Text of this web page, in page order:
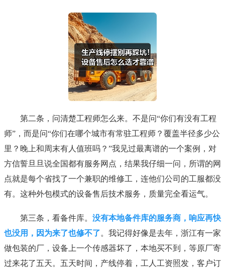
第二条，问清楚工程师怎么来。不是问“你们有没有工程
师”，而是问“你们在哪个城市有常驻工程师？覆盖半径多少公
里？晚上和周末有人值班吗？”我见过最离谱的一个案例，对
方信誓旦旦说全国都有服务网点，结果我仔细一问，所谓的网
点就是每个省找了一个兼职的维修工，连他们公司的工服都没
有。这种外包模式的设备售后技术服务，质量完全看运气。
第三条，看备件库。 没有本地备件库的服务商，响应再快
也没用，因为来了也修不了。我记得好像是去年，浙江有一家
做包装的厂，设备上一个传感器坏了，本地买不到，等原厂寄
过来花了五天。五天时间，产线停着，工人工资照发，客户订